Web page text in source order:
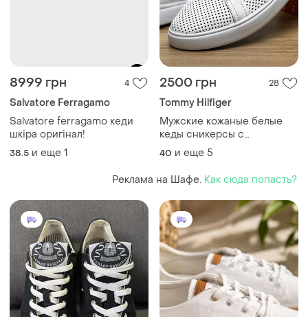
8999 грн 4
Salvatore Ferragamo
Salvatore ferragamo кеди
шкіра оригінал!
38.5 и еще 1
2500 грн 28
Tommy Hilfiger
Мужские кожаные белые
кеды сникерсы с
перфорацией tommy
hilfiger
40 и еще 5
Реклама на Шафе. Как сюда попасть?